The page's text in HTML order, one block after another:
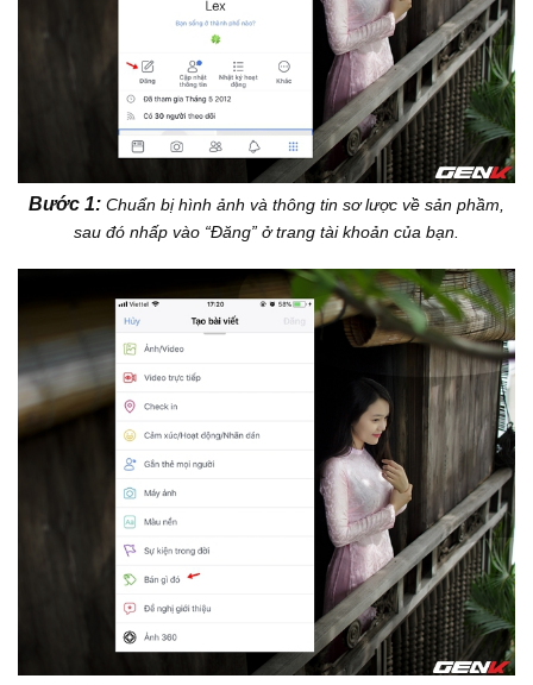
Bước 1: Chuẩn bị hình ảnh và thông tin sơ lược về sản phầm,
sau đó nhấp vào “Đăng” ở trang tài khoản của bạn.